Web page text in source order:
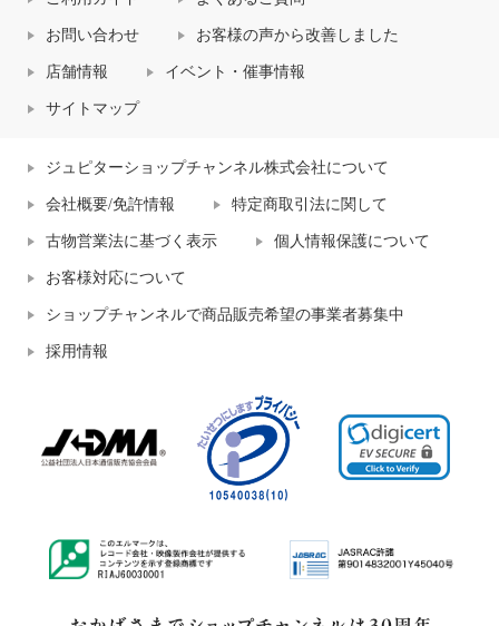
お問い合わせ お客様の声から改善しました
店舗情報 イベント・催事情報
サイトマップ
ジュピターショップチャンネル株式会社について
会社概要/免許情報 特定商取引法に関して
古物営業法に基づく表示 個人情報保護について
お客様対応について
ショップチャンネルで商品販売希望の事業者募集中
採用情報